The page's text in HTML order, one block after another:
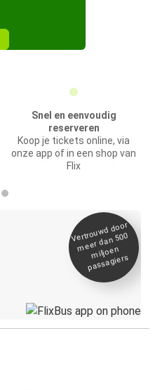
Snel en eenvoudig
reserveren
Koop je tickets online, via
onze app of in een shop van
Flix
Vertrou
wd door
meer dan 500
miljoen
passagiers